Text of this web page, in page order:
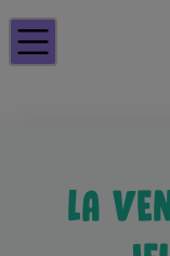
LA